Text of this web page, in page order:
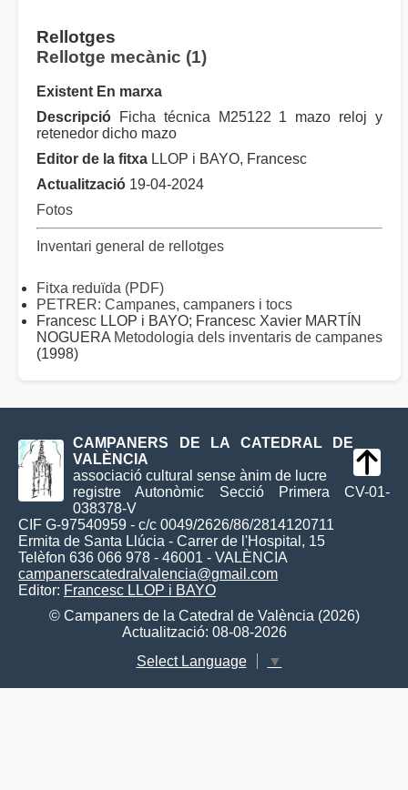
Rellotges
Rellotge mecànic (1)
Existent En marxa
Descripció Ficha técnica M25122 1 mazo reloj y
retenedor dicho mazo
Editor de la fitxa LLOP i BAYO, Francesc
Actualització 19-04-2024
Fotos
Inventari general de rellotges
Fitxa reduïda (PDF)
PETRER: Campanes, campaners i tocs
Francesc LLOP i BAYO; Francesc Xavier MARTÍN
NOGUERA Metodologia dels inventaris de campanes
(1998)
CAMPANERS DE LA CATEDRAL DE
VALÈNCIA
associació cultural sense ànim de lucre
registre Autonòmic Secció Primera CV-01-
038378-V
CIF G-97540959 - c/c 0049/2626/86/2814120711
Ermita de Santa Llúcia - Carrer de l'Hospital, 15
Telèfon 636 066 978 - 46001 - VALÈNCIA
campanerscatedralvalencia@gmail.com
Editor: Francesc LLOP i BAYO
© Campaners de la Catedral de València (2026)
Actualització: 08-08-2026
Select Language
▼